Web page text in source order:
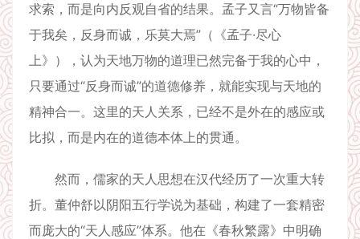
求索，而是向内反观自省的结果。孟子又言“万物皆备
于我矣，反身而诚，乐莫大焉”（《孟子·尽心
上》），认为天地万物的道理已然完备于我的心中，
只要通过“反身而诚”的道德修养，就能实现与天地的
精神合一。这里的天人关系，已经不是外在的感应或
比拟，而是内在的道德本体上的贯通。
然而，儒家的天人思想在汉代经历了一次重大转
折。董仲舒以阴阳五行学说为基础，构建了一套精密
而庞大的“天人感应”体系。他在《春秋繁露》中明确